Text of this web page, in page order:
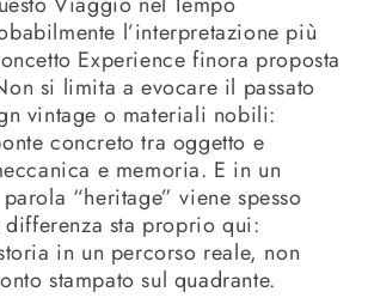
l’interpretazione più
Experience finora proposta
si limita a evocare il passato
vintage o materiali nobili:
concreto tra oggetto e
e memoria. E in un
“heritage” viene spesso
sta proprio qui:
in un percorso reale, non
stampato sul quadrante.